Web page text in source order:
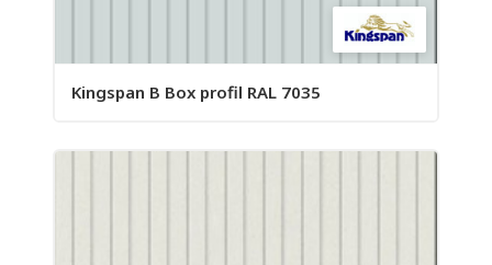
Kingspan B Box profil RAL 7035